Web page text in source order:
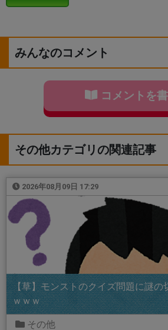
みんなのコメント
コメントを書
その他カテゴリの関連記事
2026年08月09日 17:29
【草】モンストのクイズ問題に謎の
ｗｗｗ
その他